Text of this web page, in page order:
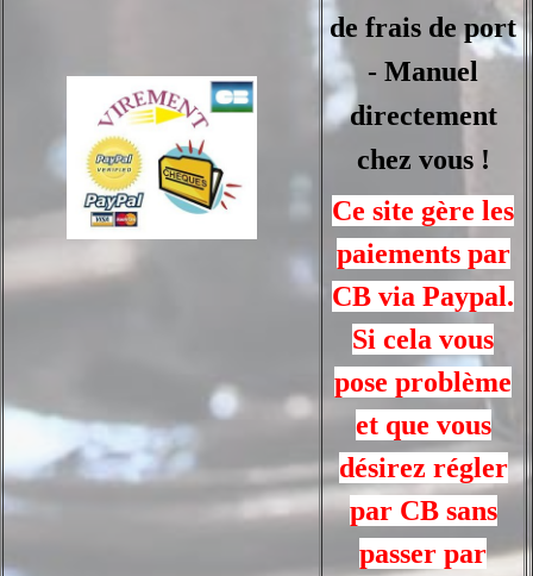
de frais de port
- Manuel
directement
chez vous !
Ce site gère les
paiements par
CB via Paypal.
Si cela vous
pose problème
et que vous
désirez régler
par CB sans
passer par